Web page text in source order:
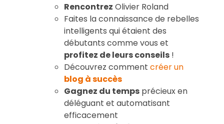
Rencontrez Olivier Roland
Faites la connaissance de rebelles
intelligents qui étaient des
débutants comme vous et
profitez de leurs conseils !
Découvrez comment créer un
blog à succès
Gagnez du temps précieux en
déléguant et automatisant
efficacement